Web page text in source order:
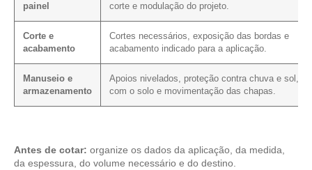
painel
corte e modulação do projeto.
Corte e
acabamento
Cortes necessários, exposição das bordas e
acabamento indicado para a aplicação.
Manuseio e
armazenamento
Apoios nivelados, proteção contra chuva e sol,
com o solo e movimentação das chapas.
Antes de cotar: organize os dados da aplicação, da medida,
da espessura, do volume necessário e do destino.